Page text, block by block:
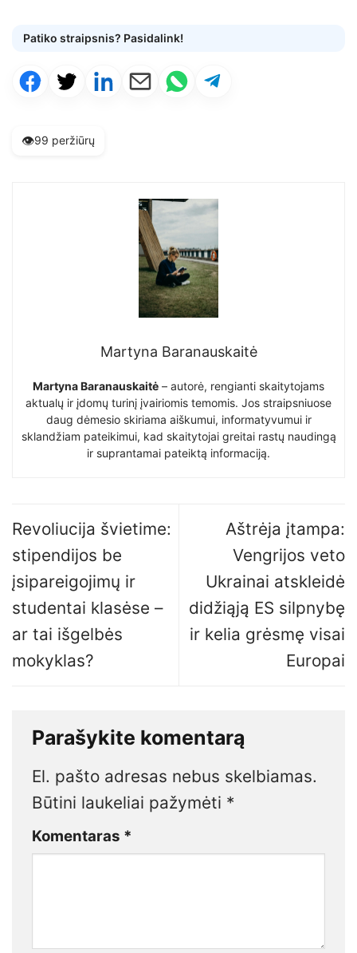
Patiko straipsnis? Pasidalink!
👁️99 peržiūrų
Martyna Baranauskaitė
Martyna Baranauskaitė – autorė, rengianti skaitytojams
aktualų ir įdomų turinį įvairiomis temomis. Jos straipsniuose
daug dėmesio skiriama aiškumui, informatyvumui ir
sklandžiam pateikimui, kad skaitytojai greitai rastų naudingą
ir suprantamai pateiktą informaciją.
Revoliucija švietime:
stipendijos be
įsipareigojimų ir
studentai klasėse –
ar tai išgelbės
mokyklas?
Aštrėja įtampa:
Vengrijos veto
Ukrainai atskleidė
didžiąją ES silpnybę
ir kelia grėsmę visai
Europai
Parašykite komentarą
El. pašto adresas nebus skelbiamas.
Būtini laukeliai pažymėti *
Komentaras *